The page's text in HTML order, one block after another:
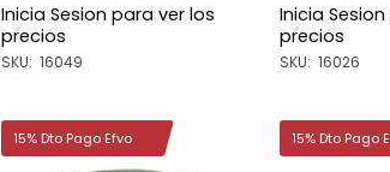
Inicia Sesion para ver los
precios
SKU: 16049
Inicia
precios
SKU: 16026
15% Dto Pago Efvo 15% Dto Pago